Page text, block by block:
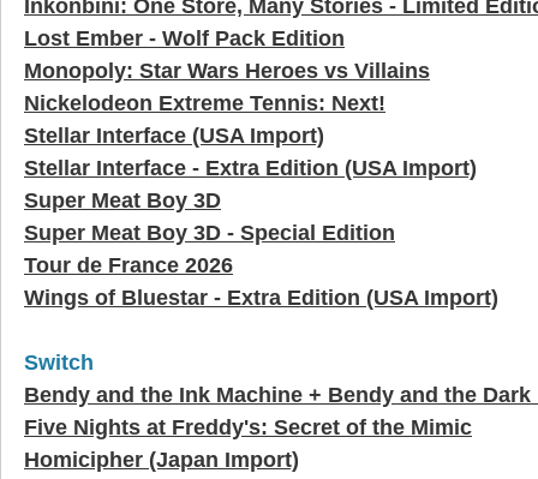
Inkonbini: One Store, Many Stories - Limited
Lost Ember - Wolf Pack Edition
Monopoly: Star Wars Heroes vs Villains
Nickelodeon Extreme Tennis: Next!
Stellar Interface (USA Import)
Stellar Interface - Extra Edition (USA Import)
Super Meat Boy 3D
Super Meat Boy 3D - Special Edition
Tour de France 2026
Wings of Bluestar - Extra Edition (USA Import)
Switch
Bendy and the Ink Machine + Bendy and the
Five Nights at Freddy's: Secret of the Mimic
Homicipher (Japan Import)